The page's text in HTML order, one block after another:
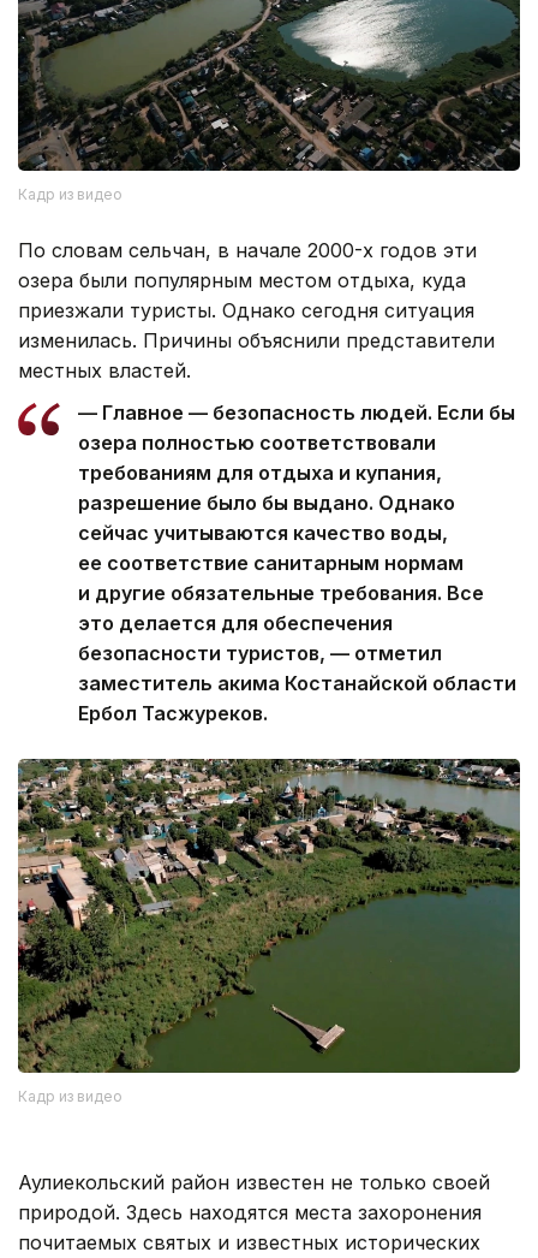
Кадр из видео
По словам сельчан, в начале 2000-х годов эти
озера были популярным местом отдыха, куда
приезжали туристы. Однако сегодня ситуация
изменилась. Причины объяснили представители
местных властей.
— Главное — безопасность людей. Если бы
озера полностью соответствовали
требованиям для отдыха и купания,
разрешение было бы выдано. Однако
сейчас учитываются качество воды,
ее соответствие санитарным нормам
и другие обязательные требования. Все
это делается для обеспечения
безопасности туристов, — отметил
заместитель акима Костанайской области
Ербол Тасжуреков.
Кадр из видео
Аулиекольский район известен не только своей
природой. Здесь находятся места захоронения
почитаемых святых и известных исторических